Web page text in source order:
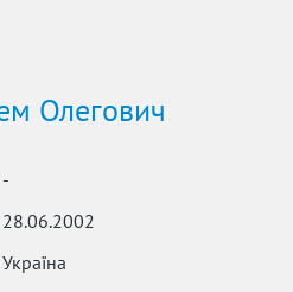
Олегович
-
28.06.2002
Україна